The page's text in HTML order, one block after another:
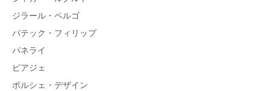
ジラール・ペルゴ
パテック・フィリップ
パネライ
ピアジェ
ポルシェ・デザイン